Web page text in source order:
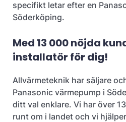
specifikt letar efter en
Söderköping.
Med 13 000 nöjda
installatör för dig!
Allvärmeteknik har säljare
Panasonic värmepump i
ditt val enklare. Vi har över
runt om i landet och vi